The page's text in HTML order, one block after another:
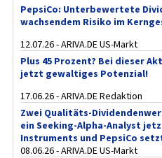
PepsiCo: Unterbewertete
wachsendem Risiko im
12.07.26 - ARIVA.DE US-Markt
Plus 45 Prozent? Bei dieser
jetzt gewaltiges Potenzial!
17.06.26 - ARIVA.DE Redaktion
Zwei Qualitäts-
ein Seeking-Alpha-Analyst
Instruments und PepsiCo
08.06.26 - ARIVA.DE US-Markt